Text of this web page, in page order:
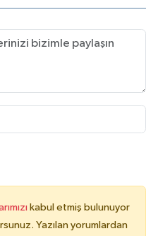
kabul etmiş bulunuyor
Yazılan yorumlardan